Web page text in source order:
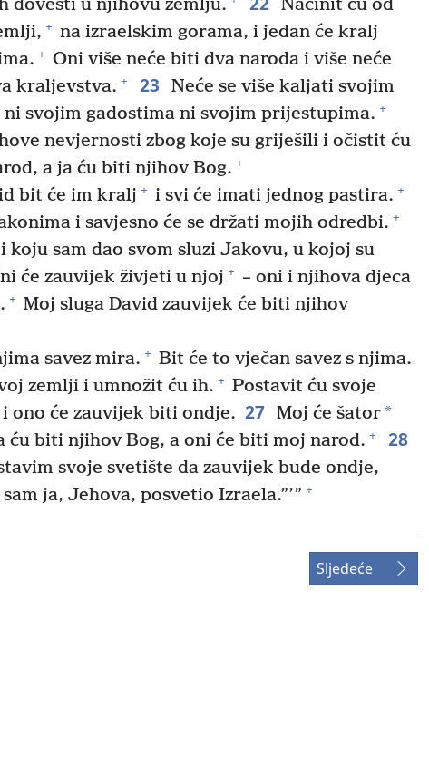
dovesti u njihovu zemlju.
Načinit ću od
+ na izraelskim gorama, i jedan će kralj
+ Oni više neće biti dva naroda i više neće
kraljevstva. + 23
Neće se više kaljati svojim
ni svojim gadostima ni svojim prijestupima. +
nevjernosti zbog koje su griješili i očistit ću
a ja ću biti njihov Bog. +
bit će im kralj + i svi će imati jednog pastira. +
i savjesno će se držati mojih odredbi. +
koju sam dao svom sluzi Jakovu, u kojoj su
će zauvijek živjeti u njoj + – oni i njihova djeca
+ Moj sluga David zauvijek će biti njihov
savez mira. + Bit će to vječan savez s njima.
zemlji i umnožit ću ih. + Postavit ću svoje
ono će zauvijek biti ondje. 27 Moj će šator*
ću biti njihov Bog, a oni će biti moj narod. + 28
svoje svetište da zauvijek bude ondje,
ja, Jehova, posvetio Izraela.”’” +
Sljedeće